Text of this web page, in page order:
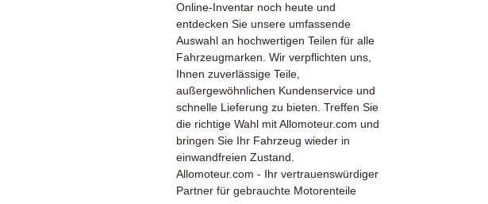
Online-Inventar noch heute und
entdecken Sie unsere umfassende
Auswahl an hochwertigen Teilen für alle
Fahrzeugmarken. Wir verpflichten uns,
Ihnen zuverlässige Teile,
außergewöhnlichen Kundenservice und
schnelle Lieferung zu bieten. Treffen Sie
die richtige Wahl mit Allomoteur.com und
bringen Sie Ihr Fahrzeug wieder in
einwandfreien Zustand.
Allomoteur.com - Ihr vertrauenswürdiger
Partner für gebrauchte Motorenteile